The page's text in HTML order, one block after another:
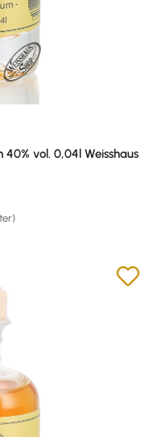
40% vol. 0,04l Weisshaus
Preis: